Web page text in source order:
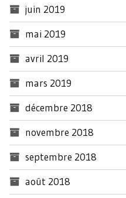
juin 2019
mai 2019
avril 2019
mars 2019
décembre 2018
novembre 2018
septembre 2018
août 2018